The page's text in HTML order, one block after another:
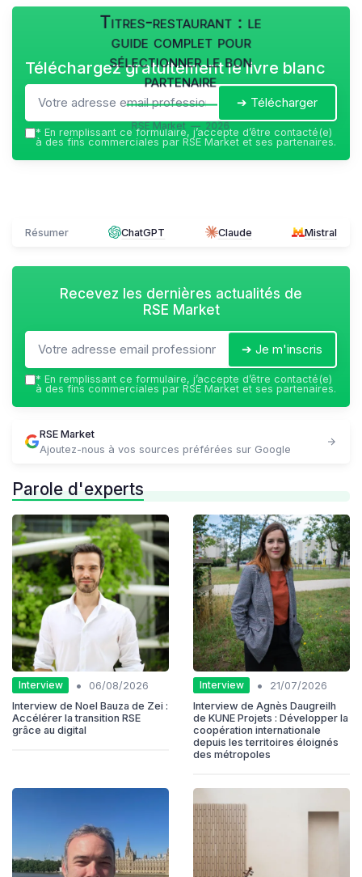
Titres-restaurant : le
guide complet pour
sélectionner le bon
partenaire
RSE Market — 2026
Téléchargez gratuitement le livre blanc
➔ Télécharger
* En remplissant ce formulaire, j’accepte d’être contacté(e)
à des fins commerciales par RSE Market et ses partenaires.
Résumer ChatGPT Claude Mistral
Recevez les dernières actualités de
RSE Market
➔ Je m'inscris
* En remplissant ce formulaire, j’accepte d’être contacté(e)
à des fins commerciales par RSE Market et ses partenaires.
RSE Market
Ajoutez-nous à vos sources préférées sur Google
Parole d'experts
Interview •
06/08/2026
Interview de Noel Bauza de Zei :
Accélérer la transition RSE
grâce au digital
Interview •
21/07/2026
Interview de Agnès Daugreilh
de KUNE Projets : Développer la
coopération internationale
depuis les territoires éloignés
des métropoles